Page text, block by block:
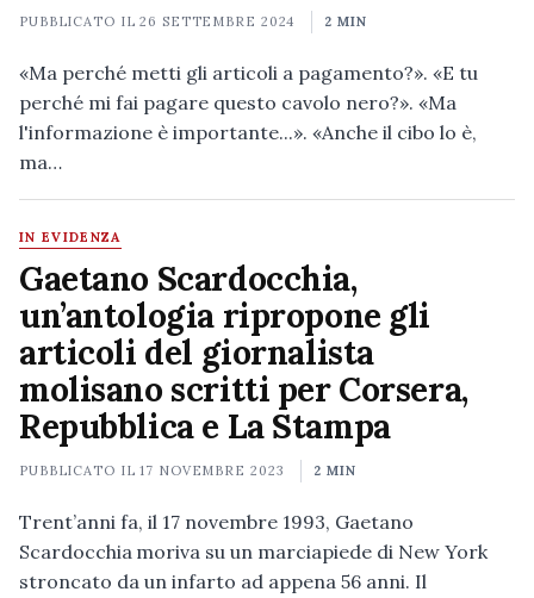
PUBBLICATO IL26 SETTEMBRE 2024 2 MIN
«Ma perché metti gli articoli a pagamento?». «E tu
perché mi fai pagare questo cavolo nero?». «Ma
l'informazione è importante...». «Anche il cibo lo è,
ma…
IN EVIDENZA
Gaetano Scardocchia,
un’antologia ripropone gli
articoli del giornalista
molisano scritti per Corsera,
Repubblica e La Stampa
PUBBLICATO IL17 NOVEMBRE 2023 2 MIN
Trent’anni fa, il 17 novembre 1993, Gaetano
Scardocchia moriva su un marciapiede di New York
stroncato da un infarto ad appena 56 anni. Il